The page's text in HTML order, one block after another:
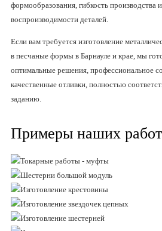
формообразования, гибкость производства
воспроизводимости деталей.
Если вам требуется изготовление
в песчаные формы в Барнауле и крае, мы
оптимальные решения, профессиональное
качественные отливки, полностью
заданию.
Примеры наших работ